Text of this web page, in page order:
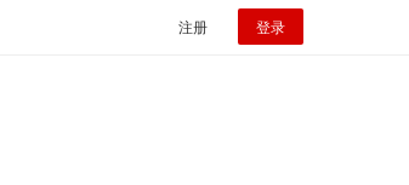
注册 登录